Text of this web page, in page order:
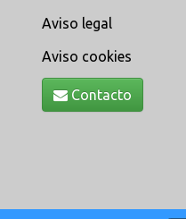
Aviso legal
Aviso cookies
Contacto